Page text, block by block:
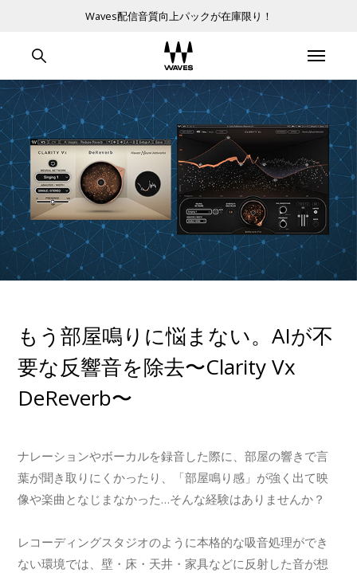
Waves配信音質向上パックが在庫限り！
もう部屋鳴りに悩まない。AIが不
要な反響音を除去〜Clarity Vx
DeReverb〜
ナレーションやボーカルを録音した際に、部屋の響きで言
葉が聞き取りにくかったり、「部屋鳴り感」が強く出て映
像や楽曲となじまなかった…そんな経験はありませんか？
レコーディングスタジオのように本格的な吸音処理ができ
ない環境では、壁・床・天井・家具などに反射した音が想